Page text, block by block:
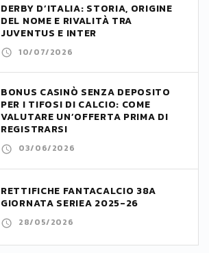
DERBY D’ITALIA: STORIA, ORIGINE
DEL NOME E RIVALITÀ TRA
JUVENTUS E INTER
10/07/2026
BONUS CASINÒ SENZA DEPOSITO
PER I TIFOSI DI CALCIO: COME
VALUTARE UN’OFFERTA PRIMA DI
REGISTRARSI
03/06/2026
RETTIFICHE FANTACALCIO 38A
GIORNATA SERIEA 2025-26
28/05/2026